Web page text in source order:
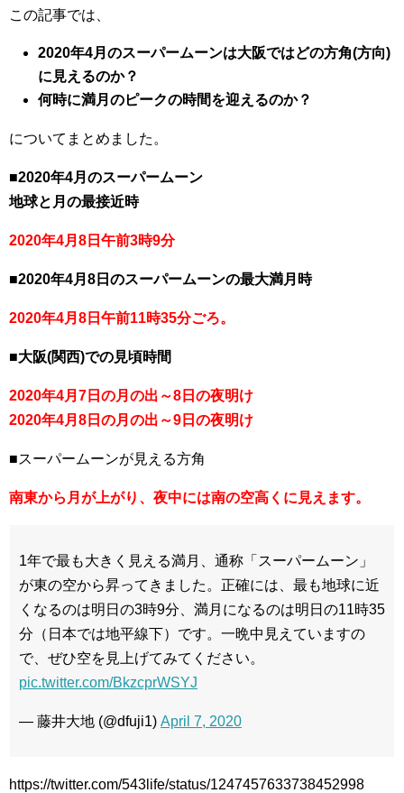
この記事では、
2020年4月のスーパームーンは大阪ではどの方角(方向)
に見えるのか？
何時に満月のピークの時間を迎えるのか？
についてまとめました。
■2020年4月のスーパームーン
地球と月の最接近時
2020年4月8日午前3時9分
■2020年4月8日のスーパームーンの最大満月時
2020年4月8日午前11時35分ごろ。
■大阪(関西)での見頃時間
2020年4月7日の月の出～8日の夜明け
2020年4月8日の月の出～9日の夜明け
■スーパームーンが見える方角
南東から月が上がり、夜中には南の空高くに見えます。
1年で最も大きく見える満月、通称「スーパームーン」
が東の空から昇ってきました。正確には、最も地球に近
くなるのは明日の3時9分、満月になるのは明日の11時35
分（日本では地平線下）です。一晩中見えていますの
で、ぜひ空を見上げてみてください。
pic.twitter.com/BkzcprWSYJ
— 藤井大地 (@dfuji1) April 7, 2020
https://twitter.com/543life/status/1247457633738452998